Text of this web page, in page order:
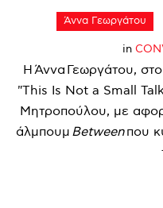
Άννα Γεωργάτου
in
Η Άννα Γεωργάτου,
"This Is Not a Small
Μητροπούλου, με
άλμπουμ Betweenπου